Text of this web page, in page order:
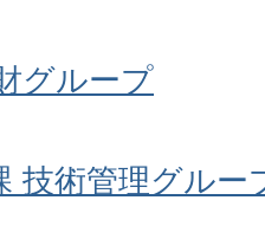
グループ
技術管理グルー